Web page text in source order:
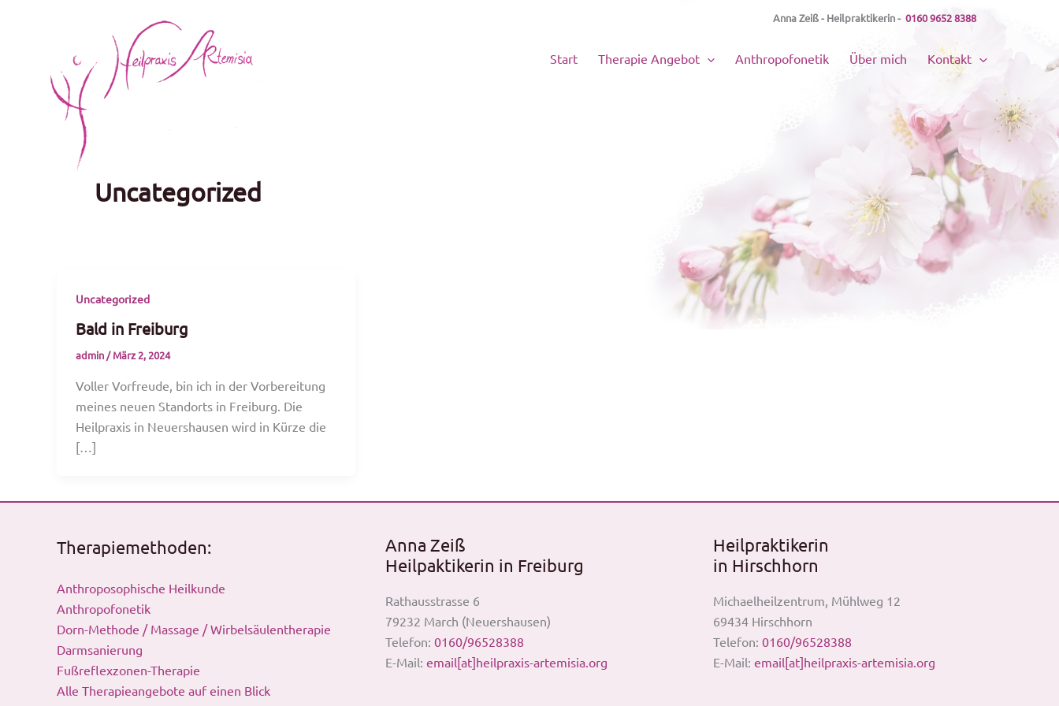
Anna Zeiß - Heilpraktikerin - 0160 9652 8388
Start Therapie Angebot Anthropofonetik Über mich Kontakt
Uncategorized
Uncategorized
Bald in Freiburg
admin/März 2, 2024
Voller Vorfreude, bin ich in der Vorbereitung
meines neuen Standorts in Freiburg. Die
Heilpraxis in Neuershausen wird in Kürze die
[…]
Therapiemethoden:
Anthroposophische Heilkunde
Anthropofonetik
Dorn-Methode / Massage / Wirbelsäulentherapie
Darmsanierung
Fußreflexzonen-Therapie
Alle Therapieangebote auf einen Blick
Anna Zeiß
Heilpaktikerin in Freiburg
Rathausstrasse 6
79232 March (Neuershausen)
Telefon: 0160/96528388
E-Mail: email[at]heilpraxis-artemisia.org
Heilpraktikerin
in Hirschhorn
Michaelheilzentrum, Mühlweg 12
69434 Hirschhorn
Telefon:0160/96528388
E-Mail:email[at]heilpraxis-artemisia.org